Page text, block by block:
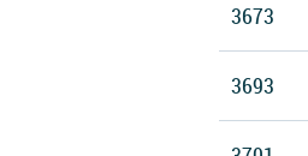
3673
3693